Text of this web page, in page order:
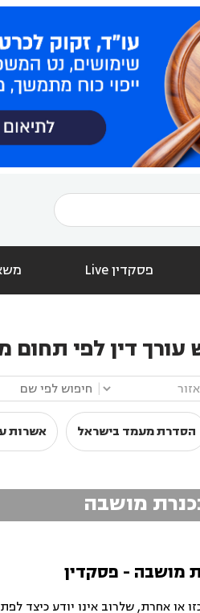
פסקדין Live
עורך דין לפי תחום
הסדרת מעמד בישראל אשרות
מושבה
מושבה - פסקדין
או אחרת, שלרוב אינו יודע כיצד